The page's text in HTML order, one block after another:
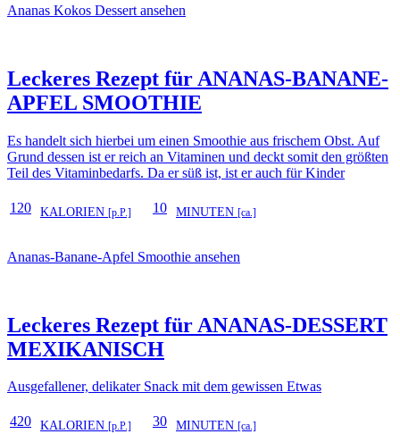
Ananas Kokos Dessert ansehen
Leckeres Rezept für ANANAS-BANANE-
APFEL SMOOTHIE
Es handelt sich hierbei um einen Smoothie aus frischem Obst. Auf
Grund dessen ist er reich an Vitaminen und deckt somit den größten
Teil des Vitaminbedarfs. Da er süß ist, ist er auch für Kinder
120 KALORIEN [p.P.] 10 MINUTEN [ca.]
Ananas-Banane-Apfel Smoothie ansehen
Leckeres Rezept für ANANAS-DESSERT
MEXIKANISCH
Ausgefallener, delikater Snack mit dem gewissen Etwas
420 KALORIEN [p.P.] 30 MINUTEN [ca.]